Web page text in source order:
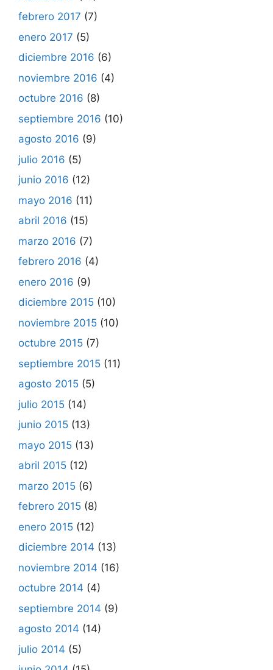
febrero 2017 (7)
enero 2017 (5)
diciembre 2016 (6)
noviembre 2016 (4)
octubre 2016 (8)
septiembre 2016 (10)
agosto 2016 (9)
julio 2016 (5)
junio 2016 (12)
mayo 2016 (11)
abril 2016 (15)
marzo 2016 (7)
febrero 2016 (4)
enero 2016 (9)
diciembre 2015 (10)
noviembre 2015 (10)
octubre 2015 (7)
septiembre 2015 (11)
agosto 2015 (5)
julio 2015 (14)
junio 2015 (13)
mayo 2015 (13)
abril 2015 (12)
marzo 2015 (6)
febrero 2015 (8)
enero 2015 (12)
diciembre 2014 (13)
noviembre 2014 (16)
octubre 2014 (4)
septiembre 2014 (9)
agosto 2014 (14)
julio 2014 (5)